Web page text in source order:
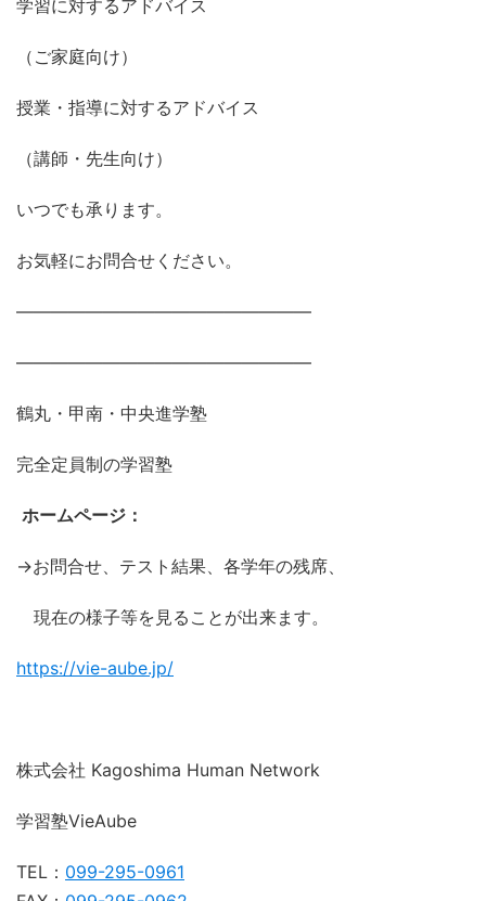
学習に対するアドバイス
（ご家庭向け）
授業・指導に対するアドバイス
（講師・先生向け）
いつでも承ります。
お気軽にお問合せください。
―――――――――――――――――
―――――――――――――――――
鶴丸・甲南・中央進学塾
完全定員制の学習塾
ホームページ：
→お問合せ、テスト結果、各学年の残席、
現在の様子等を見ることが出来ます。
https://vie-aube.jp/
株式会社 Kagoshima Human Network
学習塾VieAube
TEL： 099-295-0961